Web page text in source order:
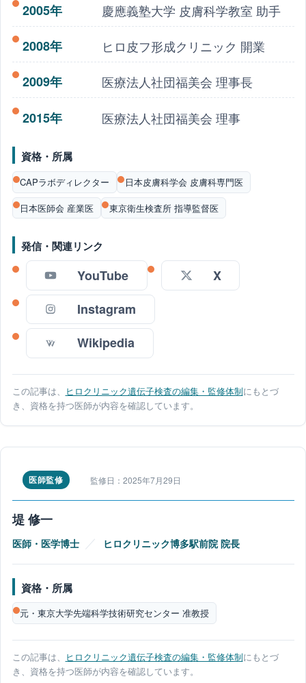
2005年 慶應義塾大学 皮膚科学教室 助手
2008年 ヒロ皮フ形成クリニック 開業
2009年 医療法人社団福美会 理事長
2015年 医療法人社団福美会 理事
資格・所属
CAPラボディレクター
日本皮膚科学会 皮膚科専門医
日本医師会 産業医
東京衛生検査所 指導監督医
発信・関連リンク
YouTube
X
Instagram
Wikipedia
この記事は、 ヒロクリニック遺伝子検査の編集・監修体制にもとづ
き、資格を持つ医師が内容を確認しています。
医師監修 監修日：2025年7月29日
堤 修一
医師・医学博士 ／ ヒロクリニック博多駅前院 院長
資格・所属
元・東京大学先端科学技術研究センター 准教授
この記事は、 ヒロクリニック遺伝子検査の編集・監修体制にもとづ
き、資格を持つ医師が内容を確認しています。